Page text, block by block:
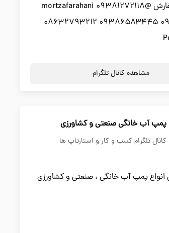
فلزی جهت سفارش @mortzafarahani ۰۹۳۸۱۲۷۲۱۱۸
۰۹۳۸۶۵۸۳۴۴۵ ۰۹۳۰۰۲۰۷۵۰۶
مشاهده کانال تلگرام
پمپ آب خانگی صنعتی و کشاورزی
کانال تلگرام کسب و کار و استارتاپ ها
پمپ آب خانگی ، صنعتی و کشاورزی